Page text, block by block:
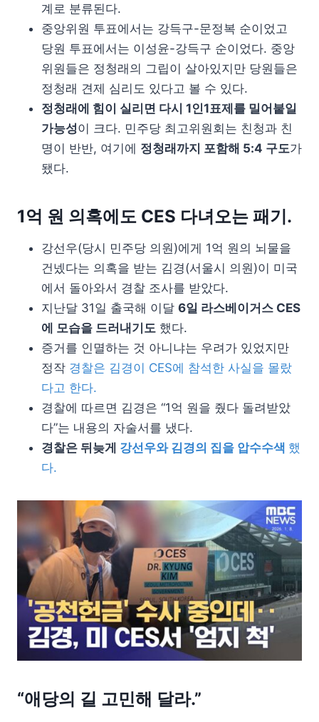
계로 분류된다.
중앙위원 투표에서는 강득구-문정복 순이었고
당원 투표에서는 이성윤-강득구 순이었다. 중앙
위원들은 정청래의 그립이 살아있지만 당원들은
정청래 견제 심리도 있다고 볼 수 있다.
정청래에 힘이 실리면 다시 1인1표제를 밀어붙일
가능성이 크다. 민주당 최고위원회는 친청과 친
명이 반반, 여기에 정청래까지 포함해 5:4 구도가
됐다.
1억 원 의혹에도 CES 다녀오는 패기.
강선우(당시 민주당 의원)에게 1억 원의 뇌물을
건넸다는 의혹을 받는 김경(서울시 의원)이 미국
에서 돌아와서 경찰 조사를 받았다.
지난달 31일 출국해 이달 6일 라스베이거스 CES
에 모습을 드러내기도 했다.
증거를 인멸하는 것 아니냐는 우려가 있었지만
정작 경찰은 김경이 CES에 참석한 사실을 몰랐
다고 한다.
경찰에 따르면 김경은 “1억 원을 줬다 돌려받았
다”는 내용의 자술서를 냈다.
경찰은 뒤늦게 강선우와 김경의 집을 압수수색 했
다.
“애당의 길 고민해 달라.”